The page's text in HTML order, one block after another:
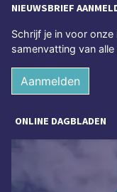
NIEUWSBRIEF
Schrijf je in voor
samenvatting van
Aanmelden
ONLINE DAGBLADEN